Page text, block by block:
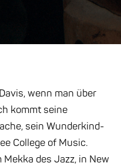
wenn man über
kommt seine
sein Wunderkind-
College of Music.
des Jazz, in New